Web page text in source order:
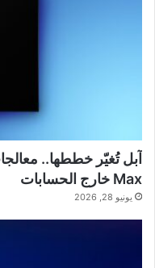
Max خارج الحسابات
يونيو 28, 2026